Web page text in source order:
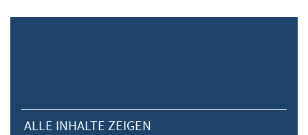
ALLE INHALTE ZEIGEN